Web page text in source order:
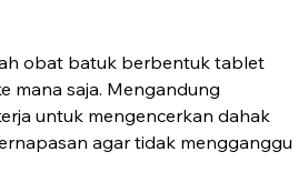
obat batuk berbentuk tablet
mana saja. Mengandung
untuk mengencerkan dahak
agar tidak mengganggu